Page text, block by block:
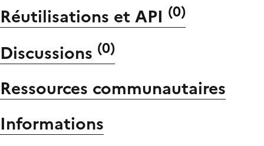
Réutilisations et API (0)
Discussions (0)
Ressources communautaires
Informations